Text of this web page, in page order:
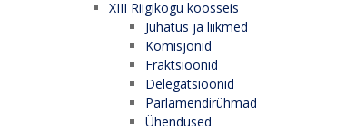
XIII Riigikogu koosseis
Juhatus ja liikmed
Komisjonid
Fraktsioonid
Delegatsioonid
Parlamendirühmad
Ühendused